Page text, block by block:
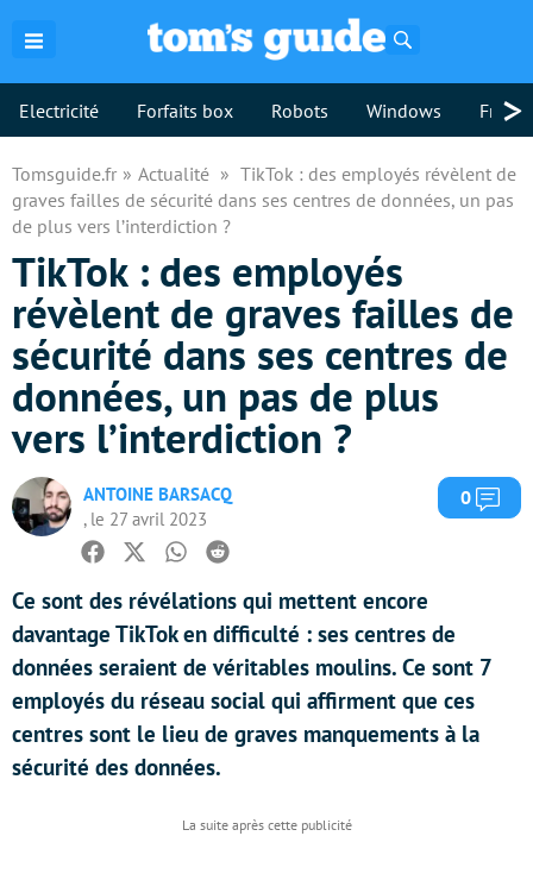
Electricité Forfaits box Robots Windows >
Tomsguide.fr Actualité
TikTok : des employés révèlent de
graves failles de sécurité dans ses centres de données, un pas
de plus vers l’interdiction ?
TikTok : des employés
révèlent de graves failles de
sécurité dans ses centres de
données, un pas de plus
vers l’interdiction ?
ANTOINE BARSACQ
, le 27 avril 2023
0
Facebook
TwitterWhatsapp
Reddit
Ce sont des révélations qui mettent encore
davantage TikTok en difficulté : ses centres de
données seraient de véritables moulins. Ce sont 7
employés du réseau social qui affirment que ces
centres sont le lieu de graves manquements à la
sécurité des données.